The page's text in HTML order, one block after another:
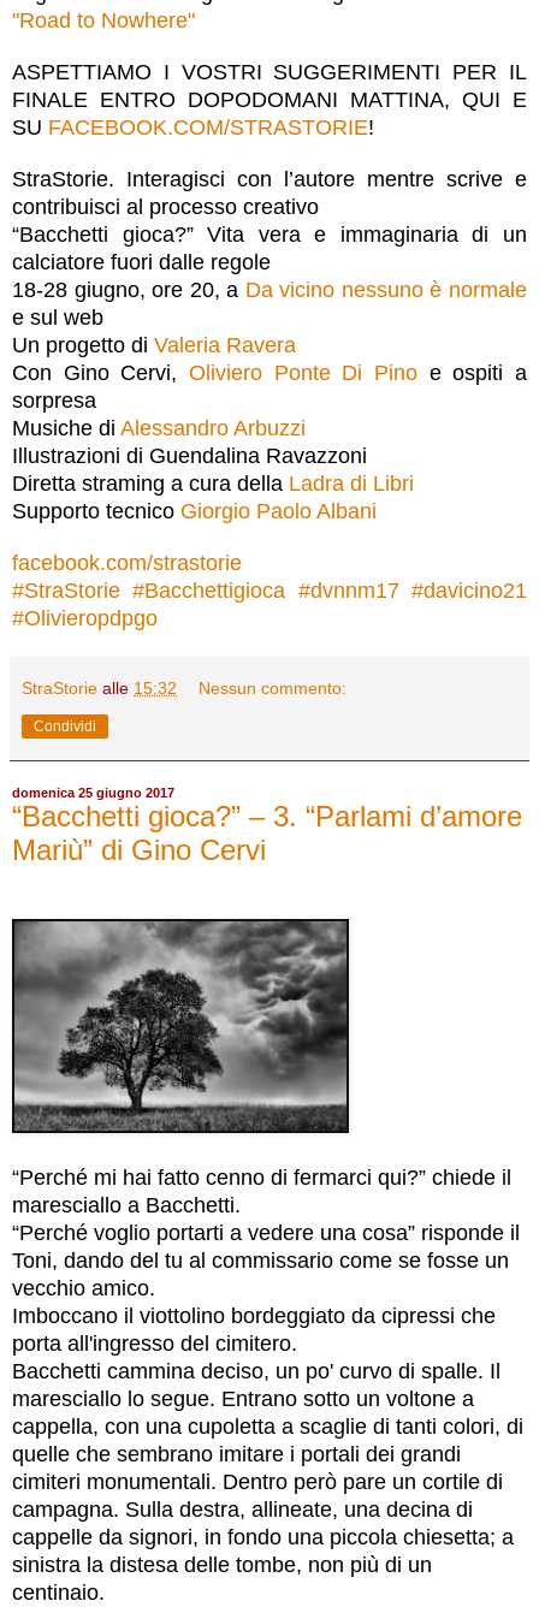
"Road to Nowhere"
ASPETTIAMO I VOSTRI SUGGERIMENTI PER IL
FINALE ENTRO DOPODOMANI MATTINA, QUI E
SU FACEBOOK.COM/STRASTORIE!
StraStorie. Interagisci con l’autore mentre scrive e
contribuisci al processo creativo
“Bacchetti gioca?” Vita vera e immaginaria di un
calciatore fuori dalle regole
18-28 giugno, ore 20, a Da vicino nessuno è normale
e sul web
Un progetto di Valeria Ravera
Con Gino Cervi, Oliviero Ponte Di Pino e ospiti a
sorpresa
Musiche di Alessandro Arbuzzi
Illustrazioni di Guendalina Ravazzoni
Diretta straming a cura della Ladra di Libri
Supporto tecnico Giorgio Paolo Albani
facebook.com/strastorie
#StraStorie #Bacchettigioca #dvnnm17 #davicino21
#Olivieropdpgo
StraStorie alle 15:32 Nessun commento:
Condividi
domenica 25 giugno 2017
“Bacchetti gioca?” – 3. “Parlami d’amore
Mariù” di Gino Cervi
“Perché mi hai fatto cenno di fermarci qui?” chiede il
maresciallo a Bacchetti.
“Perché voglio portarti a vedere una cosa” risponde il
Toni, dando del tu al commissario come se fosse un
vecchio amico.
Imboccano il viottolino bordeggiato da cipressi che
porta all'ingresso del cimitero.
Bacchetti cammina deciso, un po' curvo di spalle. Il
maresciallo lo segue. Entrano sotto un voltone a
cappella, con una cupoletta a scaglie di tanti colori, di
quelle che sembrano imitare i portali dei grandi
cimiteri monumentali. Dentro però pare un cortile di
campagna. Sulla destra, allineate, una decina di
cappelle da signori, in fondo una piccola chiesetta; a
sinistra la distesa delle tombe, non più di un
centinaio.